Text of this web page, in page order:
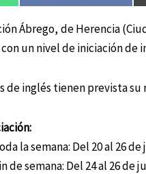
Ábrego, de Herencia
con un nivel de iniciación
de inglés tienen prevista
la semana: Del 20 al 26 de
de semana: Del 24 al 26 de